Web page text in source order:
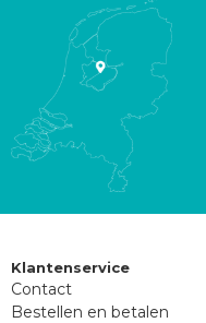
Klantenservice
Contact
Bestellen en betalen